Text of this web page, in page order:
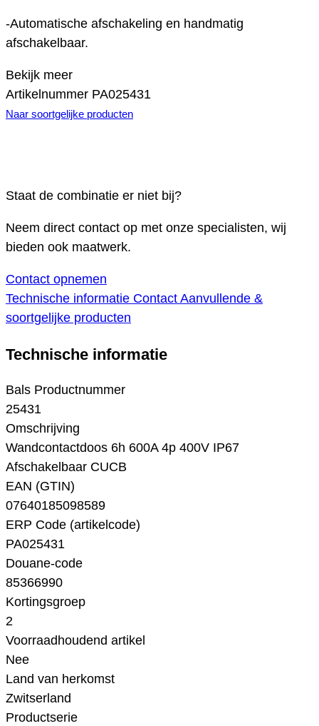
-Automatische afschakeling en handmatig
afschakelbaar.
Bekijk meer
Artikelnummer PA025431
Naar soortgelijke producten
Staat de combinatie er niet bij?
Neem direct contact op met onze specialisten, wij
bieden ook maatwerk.
Contact opnemen
Technische informatie Contact Aanvullende &
soortgelijke producten
Technische informatie
Bals Productnummer
25431
Omschrijving
Wandcontactdoos 6h 600A 4p 400V IP67
Afschakelbaar CUCB
EAN (GTIN)
07640185098589
ERP Code (artikelcode)
PA025431
Douane-code
85366990
Kortingsgroep
2
Voorraadhoudend artikel
Nee
Land van herkomst
Zwitserland
Productserie